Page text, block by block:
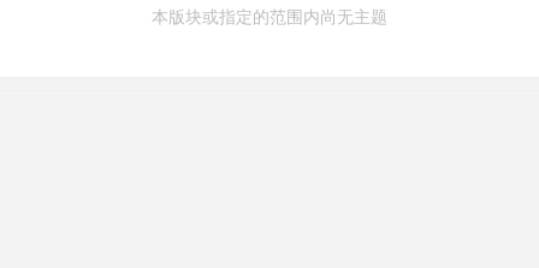
本版块或指定的范围内尚无主题